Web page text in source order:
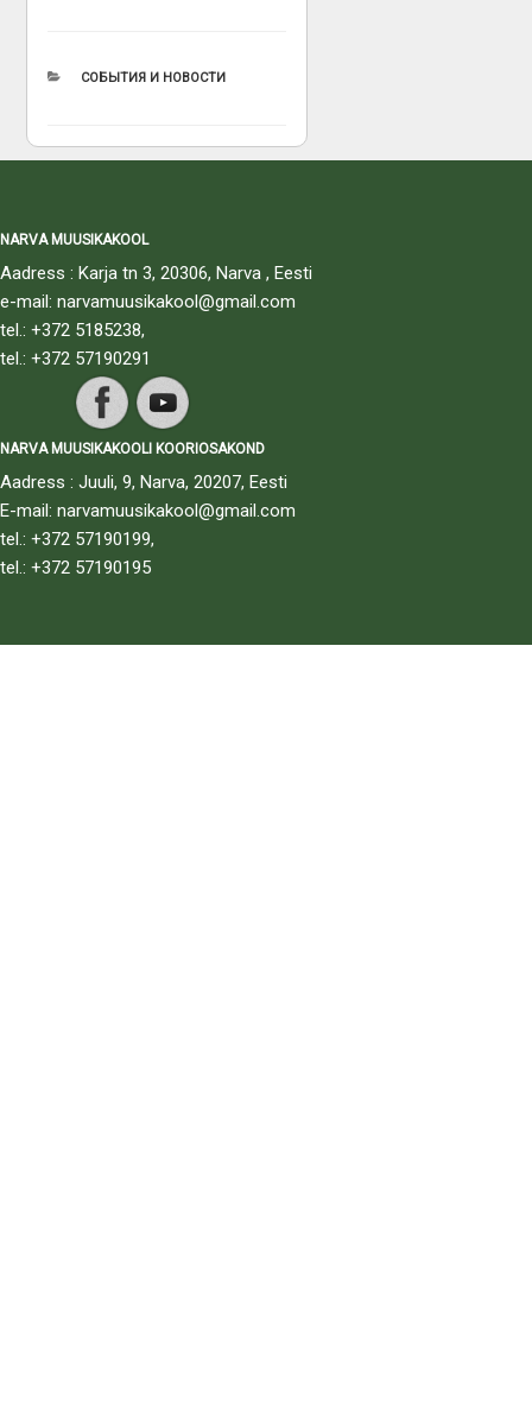
РУБРИКИ
СОБЫТИЯ И НОВОСТИ
NARVA MUUSIKAKOOL
Aadress : Karja tn 3, 20306, Narva , Eesti
e-mail: narvamuusikakool@gmail.com
tel.: +372 5185238,
tel.: +372 57190291
NARVA MUUSIKAKOOLI KOORIOSAKOND
Aadress : Juuli, 9, Narva, 20207, Eesti
E-mail: narvamuusikakool@gmail.com
tel.: +372 57190199,
tel.: +372 57190195